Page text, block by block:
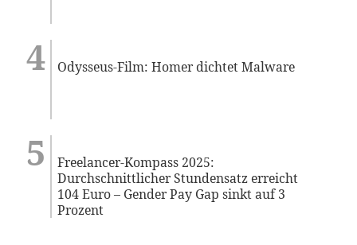
Odysseus-Film: Homer dichtet Malware
Freelancer-Kompass 2025:
Durchschnittlicher Stundensatz erreicht
104 Euro – Gender Pay Gap sinkt auf 3
Prozent